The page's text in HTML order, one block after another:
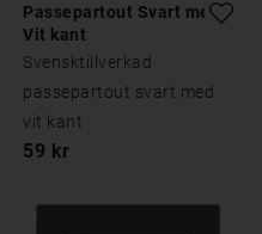
Passepartout Svart med
Vit kant
Svensktillverkad
passepartout svart med
vit kant
59 kr